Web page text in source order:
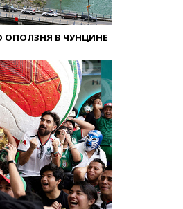
В ЧУНЦИНЕ